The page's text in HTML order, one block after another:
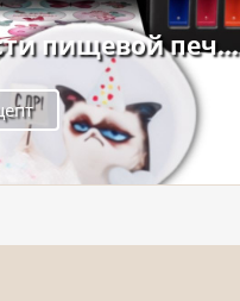
пищевой печ...